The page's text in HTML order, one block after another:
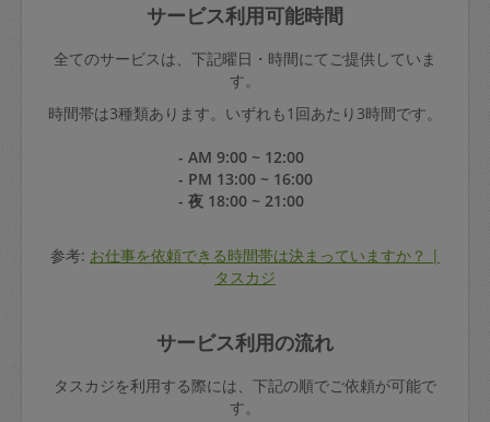
サービス利用可能時間
全てのサービスは、下記曜日・時間にてご提供していま
す。
時間帯は3種類あります。いずれも1回あたり3時間です。
- AM 9:00 ~ 12:00
- PM 13:00 ~ 16:00
- 夜 18:00 ~ 21:00
参考: お仕事を依頼できる時間帯は決まっていますか？ |
タスカジ
サービス利用の流れ
タスカジを利用する際には、下記の順でご依頼が可能で
す。